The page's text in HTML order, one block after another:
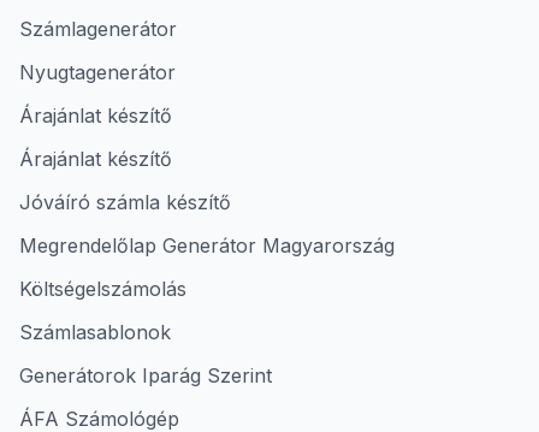
Számlagenerátor
Nyugtagenerátor
Árajánlat készítő
Árajánlat készítő
Jóváíró számla készítő
Megrendelőlap Generátor Magyarország
Költségelszámolás
Számlasablonok
Generátorok Iparág Szerint
ÁFA Számológép